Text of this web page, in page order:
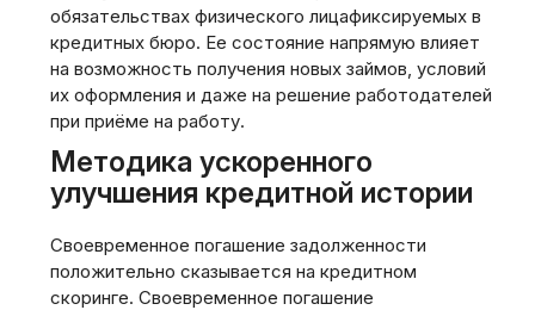
обязательствах физического лицафиксируемых в
кредитных бюро. Ее состояние напрямую влияет
на возможность получения новых займов, условий
их оформления и даже на решение работодателей
при приёме на работу.
Методика ускоренного
улучшения кредитной истории
Своевременное погашение задолженности
положительно сказывается на кредитном
скоринге. Своевременное погашение